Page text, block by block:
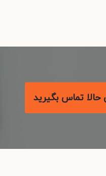
تماس بگیرید